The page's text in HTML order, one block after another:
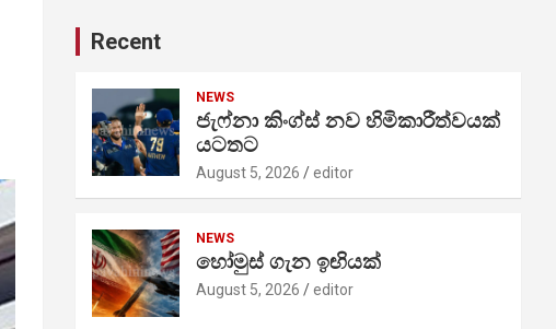
Recent
NEWS
ජැෆ්නා කිංග්ස් නව හිමිකාරීත්වයක්
යටතට
August 5, 2026 editor
NEWS
හෝමුස් ගැන ඉඟියක්
August 5, 2026 editor